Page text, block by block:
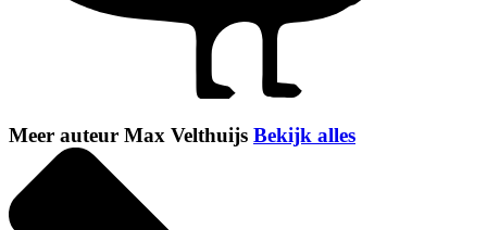
Meer auteur Max Velthuijs Bekijk alles